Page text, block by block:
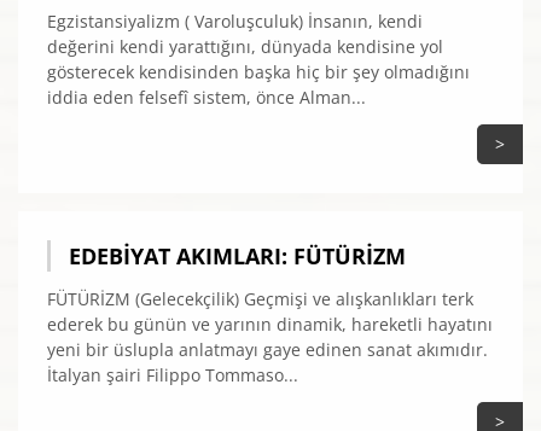
Egzistansiyalizm ( Varoluşculuk) İnsanın, kendi
değerini kendi yarattığını, dünyada kendisine yol
gösterecek kendisinden başka hiç bir şey olmadığını
iddia eden felsefî sistem, önce Alman...
>
EDEBIYAT AKIMLARI: FÜTÜRIZM
FÜTÜRİZM (Gelecekçilik) Geçmişi ve alışkanlıkları terk
ederek bu günün ve yarının dinamik, hareketli hayatını
yeni bir üslupla anlatmayı gaye edinen sanat akımıdır.
İtalyan şairi Filippo Tommaso...
>